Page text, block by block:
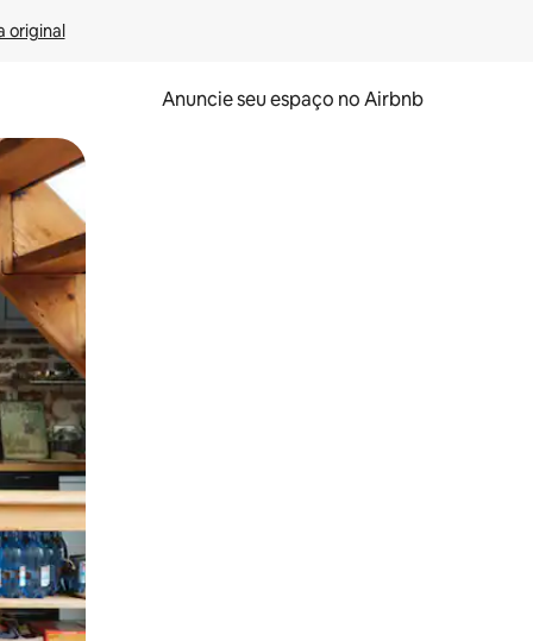
original
Anuncie seu espaço no Airbnb
o dedo na tela.